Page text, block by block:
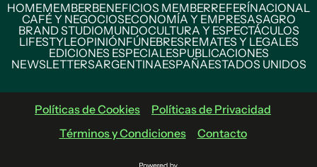
HOMEMEMBERBENEFICIOS MEMBERREFERÍNACIONAL
CAFÉ Y NEGOCIOSECONOMÍA Y EMPRESASAGRO
BRAND STUDIOMUNDOCULTURA Y ESPECTÁCULOS
LIFESTYLEOPINIÓNFÚNEBRESREMATES Y LEGALES
EDICIONES ESPECIALESPUBLICACIONES
NEWSLETTERSARGENTINAESPAÑAESTADOS UNIDOS
Políticas de Cookies
Políticas de Privacidad
Términos y Condiciones
Contacto